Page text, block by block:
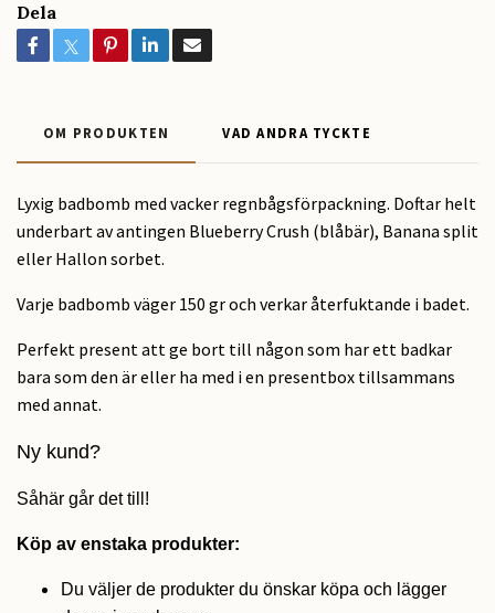
Dela
OM PRODUKTEN VAD ANDRA TYCKTE
Lyxig badbomb med vacker regnbågsförpackning. Doftar helt
underbart av antingen Blueberry Crush (blåbär), Banana split
eller Hallon sorbet.
Varje badbomb väger 150 gr och verkar återfuktande i badet.
Perfekt present att ge bort till någon som har ett badkar
bara som den är eller ha med i en presentbox tillsammans
med annat.
Ny kund?
Såhär går det till!
Köp av enstaka produkter:
Du väljer de produkter du önskar köpa och lägger